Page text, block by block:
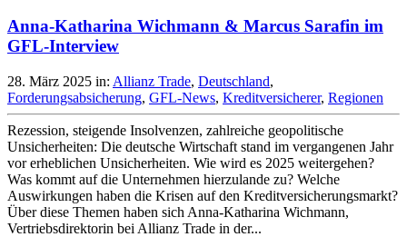
Anna-Katharina Wichmann & Marcus Sarafin im
GFL-Interview
28. März 2025 in: Allianz Trade, Deutschland,
Forderungsabsicherung, GFL-News, Kreditversicherer, Regionen
Rezession, steigende Insolvenzen, zahlreiche geopolitische
Unsicherheiten: Die deutsche Wirtschaft stand im vergangenen Jahr
vor erheblichen Unsicherheiten. Wie wird es 2025 weitergehen?
Was kommt auf die Unternehmen hierzulande zu? Welche
Auswirkungen haben die Krisen auf den Kreditversicherungsmarkt?
Über diese Themen haben sich Anna-Katharina Wichmann,
Vertriebsdirektorin bei Allianz Trade in der...